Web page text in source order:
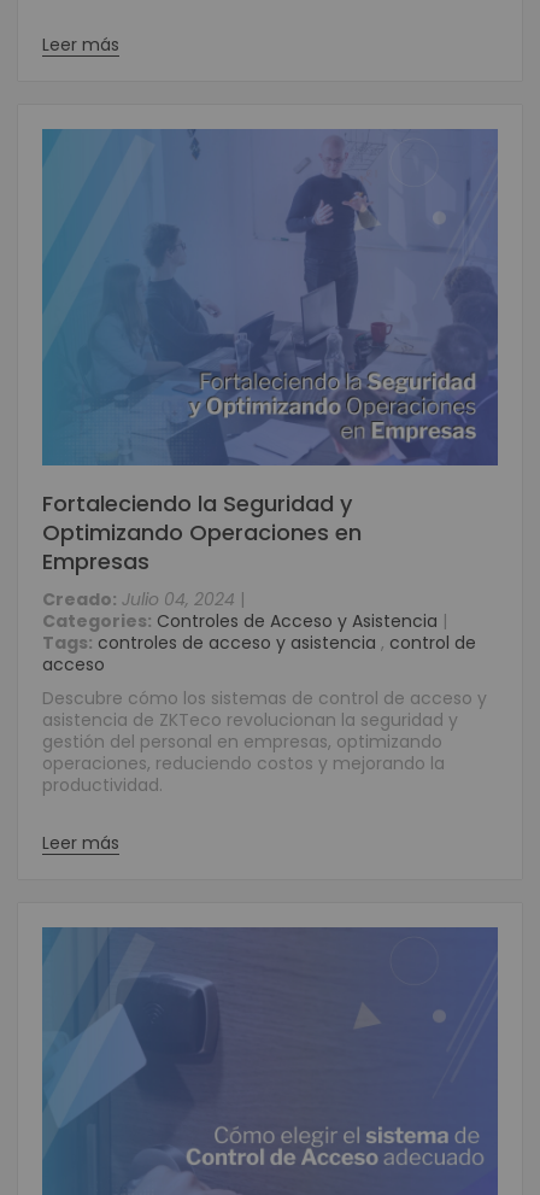
Leer más
Fortaleciendo la Seguridad y
Optimizando Operaciones en
Empresas
Creado: Julio 04, 2024 |
Categories: Controles de Acceso y Asistencia |
Tags: controles de acceso y asistencia , control de
acceso
Descubre cómo los sistemas de control de acceso y
asistencia de ZKTeco revolucionan la seguridad y
gestión del personal en empresas, optimizando
operaciones, reduciendo costos y mejorando la
productividad.
Leer más